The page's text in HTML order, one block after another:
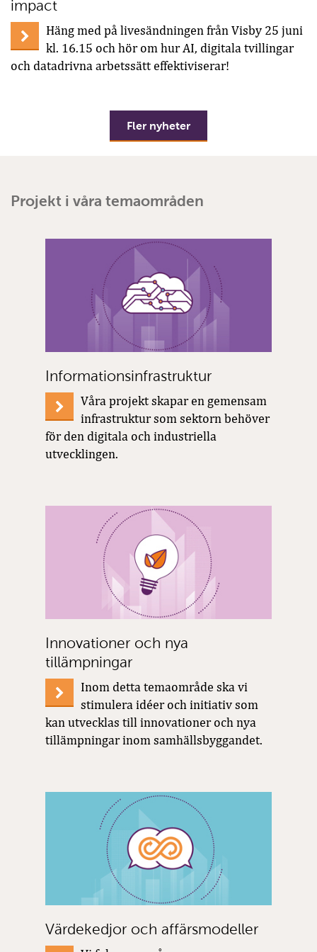
impact
Häng med på livesändningen från Visby 25 juni
kl. 16.15 och hör om hur AI, digitala tvillingar
och datadrivna arbetssätt effektiviserar!
Fler nyheter
Projekt i våra temaområden
Informationsinfrastruktur
Våra projekt skapar en gemensam
infrastruktur som sektorn behöver
för den digitala och industriella
utvecklingen.
Innovationer och nya
tillämpningar
Inom detta temaområde ska vi
stimulera idéer och initiativ som
kan utvecklas till innovationer och nya
tillämpningar inom samhällsbyggandet.
Värdekedjor och affärsmodeller